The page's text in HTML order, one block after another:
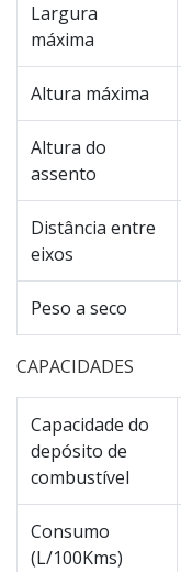
Largura
máxima
Altura máxima
Altura do
assento
Distância entre
eixos
Peso a seco
CAPACIDADES
Capacidade do
depósito de
combustível
Consumo
(L/100Kms)